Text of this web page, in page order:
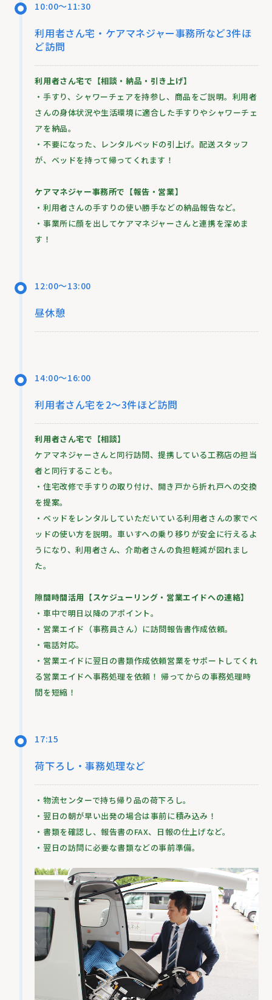
10:00～11:30
利用者さん宅・ケアマネジャー事務所など3件ほ
ど訪問
利用者さん宅で【相談・納品・引き上げ】
・手すり、シャワーチェアを持参し、商品をご説明。利用者
さんの身体状況や生活環境に適合した手すりやシャワーチェ
アを納品。
・不要になった、レンタルベッドの引上げ。配送スタッフ
が、ベッドを持って帰ってくれます！
ケアマネジャー事務所で【報告・営業】
・利用者さんの手すりの使い勝手などの納品報告など。
・事業所に顔を出してケアマネジャーさんと連携を深めま
す！
12:00～13:00
昼休憩
14:00～16:00
利用者さん宅を2～3件ほど訪問
利用者さん宅で【相談】
ケアマネジャーさんと同行訪問、提携している工務店の担当
者と同行することも。
・住宅改修で手すりの取り付け、開き戸から折れ戸への交換
を提案。
・ベッドをレンタルしていただいている利用者さんの家でベ
ッドの使い方を説明。車いすへの乗り移りが安全に行えるよ
うになり、利用者さん、介助者さんの負担軽減が図れまし
た。
隙間時間活用【スケジューリング・営業エイドへの連絡】
・車中で明日以降のアポイント。
・営業エイド（事務員さん）に訪問報告書作成依頼。
・電話対応。
・営業エイドに翌日の書類作成依頼営業をサポートしてくれ
る営業エイドへ事務処理を依頼！ 帰ってからの事務処理時
間を短縮！
17:15
荷下ろし・事務処理など
・物流センターで持ち帰り品の荷下ろし。
・翌日の朝が早い出発の場合は事前に積み込み！
・書類を確認し、報告書のFAX、日報の仕上げなど。
・翌日の訪問に必要な書類などの事前準備。